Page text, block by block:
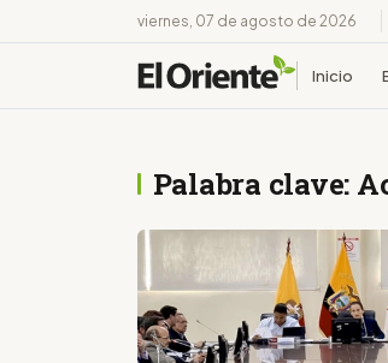
viernes, 07 de agosto de 2026
Inicio
Palabra clave: